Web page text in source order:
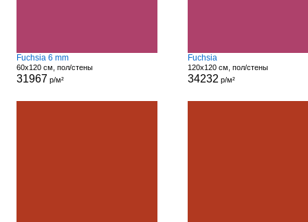
Fuchsia 6 mm
60x120 см, пол/стены
31967 р/м²
Fuchsia
120x120 см, пол/стены
34232 р/м²